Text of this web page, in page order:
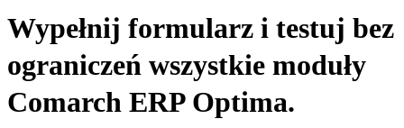
Wypełnij formularz i testuj bez
ograniczeń wszystkie moduły
Comarch ERP Optima.